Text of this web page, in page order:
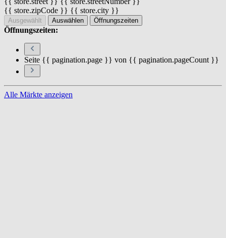
{{ store.zipCode }} {{ store.city }}
Ausgewählt Auswählen Öffnungszeiten
Öffnungszeiten:
Seite {{ pagination.page }} von {{ pagination.pageCount }}
Alle Märkte anzeigen